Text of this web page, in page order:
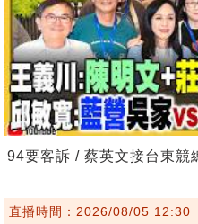
94要客訴 / 蔡英文接台東競
直播時間：2026/08/05 12:30